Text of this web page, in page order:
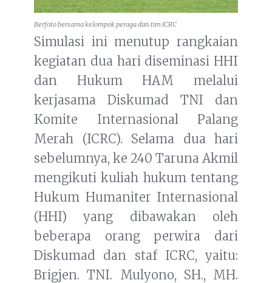
Berfoto bersama kelompok peraga dan tim ICRC
Simulasi ini menutup rangkaian
kegiatan dua hari diseminasi HHI
dan Hukum HAM melalui
kerjasama Diskumad TNI dan
Komite Internasional Palang
Merah (ICRC). Selama dua hari
sebelumnya, ke 240 Taruna Akmil
mengikuti kuliah hukum tentang
Hukum Humaniter Internasional
(HHI) yang dibawakan oleh
beberapa orang perwira dari
Diskumad dan staf ICRC, yaitu:
Brigjen. TNI. Mulyono, SH., MH.